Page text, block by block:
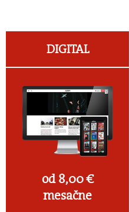
DIGITAL
od 8,00 €
mesačne